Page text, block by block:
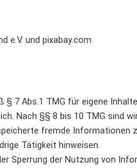
e.V. und pixabay.com
§ 7 Abs.1 TMG für eigene
Nach §§ 8 bis 10 TMG sind
fremde Informationen
Tätigkeit hinweisen.
Sperrung der Nutzung von